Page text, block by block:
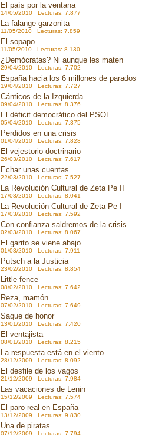
El país por la ventana
14/05/2010 Lecturas: 7.877
La falange garzonita
11/05/2010 Lecturas: 7.859
El sopapo
11/05/2010 Lecturas: 8.130
¿Demócratas? Ni aunque les maten
29/04/2010 Lecturas: 7.702
España hacia los 6 millones de parados
19/04/2010 Lecturas: 7.727
Cánticos de la Izquierda
09/04/2010 Lecturas: 8.376
El déficit democrático del PSOE
05/04/2010 Lecturas: 7.375
Perdidos en una crisis
01/04/2010 Lecturas: 7.828
El vejestorio doctrinario
26/03/2010 Lecturas: 7.617
Echar unas cuentas
22/03/2010 Lecturas: 7.527
La Revolución Cultural de Zeta Pe II
17/03/2010 Lecturas: 8.041
La Revolución Cultural de Zeta Pe I
17/03/2010 Lecturas: 7.592
Con confianza saldremos de la crisis
02/03/2010 Lecturas: 8.067
El garito se viene abajo
01/03/2010 Lecturas: 7.911
Putsch a la Justicia
23/02/2010 Lecturas: 8.854
Little fence
08/02/2010 Lecturas: 7.642
Reza, mamón
07/02/2010 Lecturas: 7.649
Saque de honor
13/01/2010 Lecturas: 7.420
El ventajista
08/01/2010 Lecturas: 8.215
La respuesta está en el viento
28/12/2009 Lecturas: 8.092
El desfile de los vagos
21/12/2009 Lecturas: 7.984
Las vacaciones de Lenin
15/12/2009 Lecturas: 7.574
El paro real en España
13/12/2009 Lecturas: 9.830
Una de piratas
07/12/2009 Lecturas: 7.794